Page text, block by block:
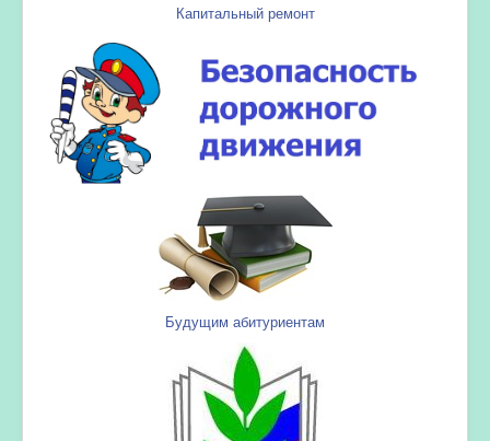
Капитальный ремонт
Будущим абитуриентам